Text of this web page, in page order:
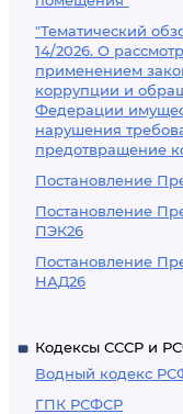
"Тематический
14/2026. О
применением
коррупции и
Федерации
нарушения
предотвращение
Постановление
Постановление
ПЭК26
Постановление
НАД26
Кодексы СССР и
Водный кодекс
ГПК РСФСР